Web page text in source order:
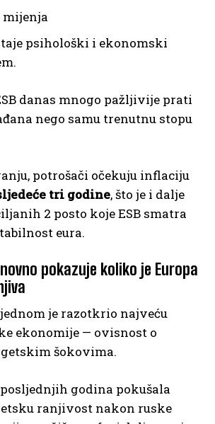
mijenja
psihološki i ekonomski
danas mnogo pažljivije prati
nego samu trenutnu stopu
potrošači očekuju inflaciju
tri godine, što je i dalje
2 posto koje ESB smatra
eura.
pokazuje koliko je Europa
je razotkrio najveću
ekonomije — ovisnost o
šokovima.
godina pokušala
ranjivost nakon ruske